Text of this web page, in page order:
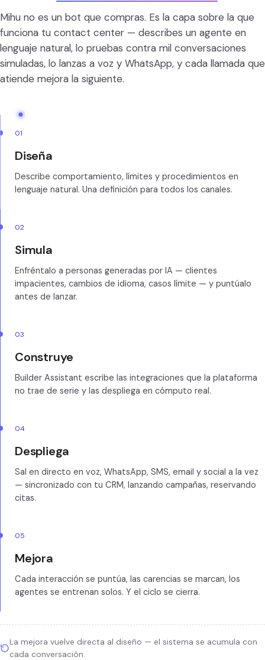
Mihu no es un bot que compras. Es la capa sobre la que
funciona tu contact center — describes un agente en
lenguaje natural, lo pruebas contra mil conversaciones
simuladas, lo lanzas a voz y WhatsApp, y cada llamada que
atiende mejora la siguiente.
01
Diseña
Describe comportamiento, límites y procedimientos en
lenguaje natural. Una definición para todos los canales.
02
Simula
Enfréntalo a personas generadas por IA — clientes
impacientes, cambios de idioma, casos límite — y puntúalo
antes de lanzar.
03
Construye
Builder Assistant escribe las integraciones que la plataforma
no trae de serie y las despliega en cómputo real.
04
Despliega
Sal en directo en voz, WhatsApp, SMS, email y social a la vez
— sincronizado con tu CRM, lanzando campañas, reservando
citas.
05
Mejora
Cada interacción se puntúa, las carencias se marcan, los
agentes se entrenan solos. Y el ciclo se cierra.
La mejora vuelve directa al diseño — el sistema se acumula con
cada conversación.